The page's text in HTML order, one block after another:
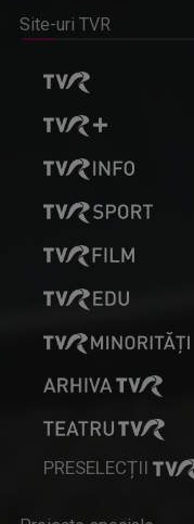
Site-uri TVR
PRESELECȚII